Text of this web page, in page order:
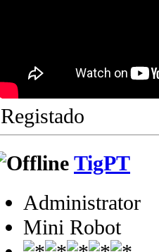
Registado
TigPT
Administrator
Mini Robot